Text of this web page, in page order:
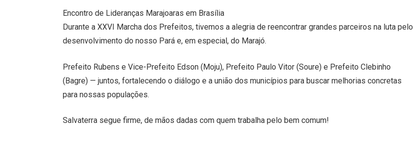
Encontro de Lideranças Marajoaras em Brasília
Durante a XXVI Marcha dos Prefeitos, tivemos a alegria de reencontrar grandes parceiros na luta pelo
desenvolvimento do nosso Pará e, em especial, do Marajó.
Prefeito Rubens e Vice-Prefeito Edson (Moju), Prefeito Paulo Vitor (Soure) e Prefeito Clebinho
(Bagre) — juntos, fortalecendo o diálogo e a união dos municípios para buscar melhorias concretas
para nossas populações.
Salvaterra segue firme, de mãos dadas com quem trabalha pelo bem comum!